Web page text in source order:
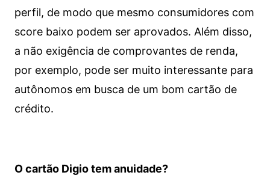
perfil, de modo que mesmo consumidores com
score baixo podem ser aprovados. Além disso,
a não exigência de comprovantes de renda,
por exemplo, pode ser muito interessante para
autônomos em busca de um bom cartão de
crédito.
O cartão Digio tem anuidade?